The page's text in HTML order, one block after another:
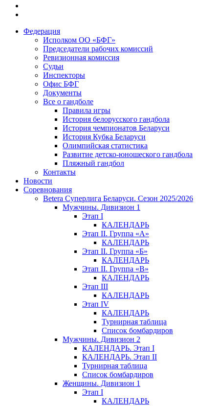
Федерация
Исполком ОО «БФГ»
Председатели рабочих комиссий
Ревизионная комиссия
Судьи
Инспекторы
Офис БФГ
Документы
Все о гандболе
Правила игры
История белорусского гандбола
История чемпионатов Беларуси
История Кубка Беларуси
Олимпийская статистика
Развитие детско-юношеского гандбола
Пляжный гандбол
Контакты
Новости
Соревнования
Betera Суперлига Беларуси. Сезон 2025/2026
Мужчины. Дивизион 1
Этап I
КАЛЕНДАРЬ
Этап II. Группа «А»
КАЛЕНДАРЬ
Этап II. Группа «Б»
КАЛЕНДАРЬ
Этап II. Группа «В»
КАЛЕНДАРЬ
Этап III
КАЛЕНДАРЬ
Этап IV
КАЛЕНДАРЬ
Турнирная таблица
Список бомбардиров
Мужчины. Дивизион 2
КАЛЕНДАРЬ. Этап I
КАЛЕНДАРЬ. Этап II
Турнирная таблица
Список бомбардиров
Женщины. Дивизион 1
Этап I
КАЛЕНДАРЬ